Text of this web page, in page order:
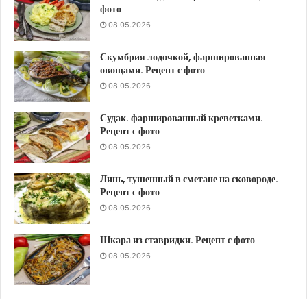
фото
08.05.2026
Скумбрия лодочкой, фаршированная
овощами. Рецепт с фото
08.05.2026
Судак. фаршированный креветками.
Рецепт с фото
08.05.2026
Линь, тушенный в сметане на сковороде.
Рецепт с фото
08.05.2026
Шкара из ставридки. Рецепт с фото
08.05.2026